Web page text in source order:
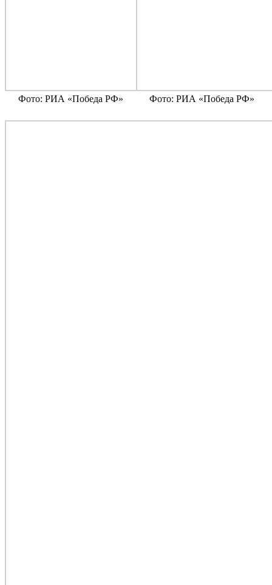
Фото: РИА «Победа РФ» Фото: РИА «Победа РФ»